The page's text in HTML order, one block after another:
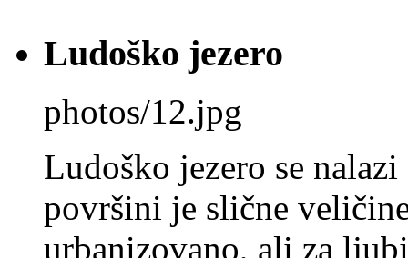
Ludoško jezero
photos/12.jpg
Ludoško jezero se
površini je slične
urbanizovano, ali za